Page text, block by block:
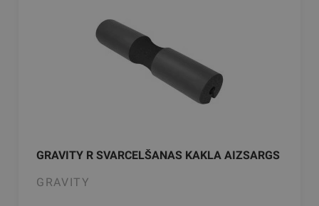
GRAVITY R SVARCELŠANAS KAKLA AIZSARGS
GRAVITY